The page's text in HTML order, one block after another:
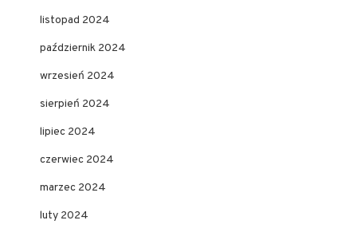
listopad 2024
październik 2024
wrzesień 2024
sierpień 2024
lipiec 2024
czerwiec 2024
marzec 2024
luty 2024